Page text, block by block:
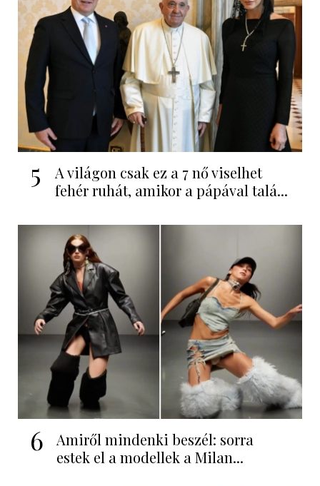
5
A világon csak ez a 7 nő viselhet
fehér ruhát, amikor a pápával talá...
6
Amiről mindenki beszél: sorra
estek el a modellek a Milan...